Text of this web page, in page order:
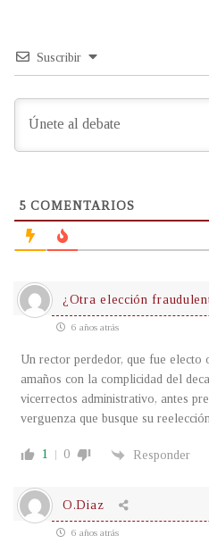
Suscribir
5 COMENTARIOS
¿Otra elección
6 años atrás
Un rector perdedor, que fue electo
amaños con la complicidad del
vicerrectos administrativo, antes
verguenza que busque su
1 0 Responder
O.Diaz
6 años atrás